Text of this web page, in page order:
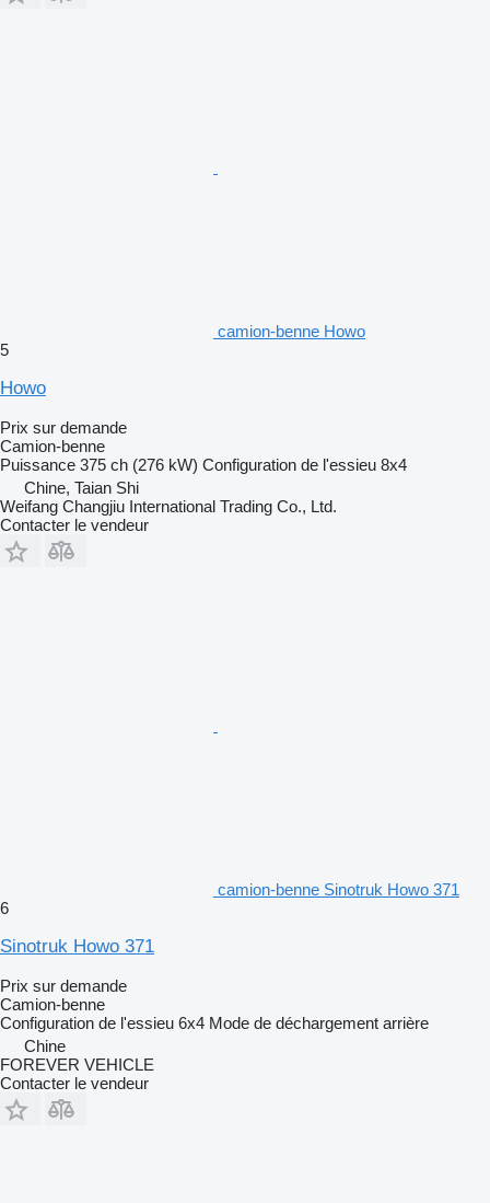
camion-benne Howo
5
Howo
Prix sur demande
Camion-benne
Puissance 375 ch (276 kW) Configuration de l'essieu 8x4
Chine, Taian Shi
Weifang Changjiu International Trading Co., Ltd.
Contacter le vendeur
camion-benne Sinotruk Howo 371
6
Sinotruk Howo 371
Prix sur demande
Camion-benne
Configuration de l'essieu 6x4 Mode de déchargement arrière
Chine
FOREVER VEHICLE
Contacter le vendeur